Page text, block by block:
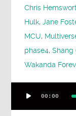
Chris
Hulk,Jane
MCU,
phase4,Shang
Wakanda
Player
00:00